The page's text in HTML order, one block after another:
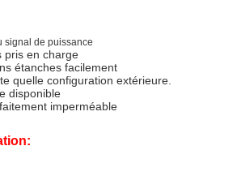
signal de puissance
pris en charge
étanches facilement
quelle configuration extérieure.
disponible
imperméable